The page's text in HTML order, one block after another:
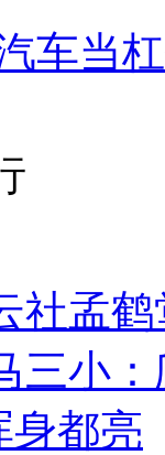
车当
社孟
三小
身都亮